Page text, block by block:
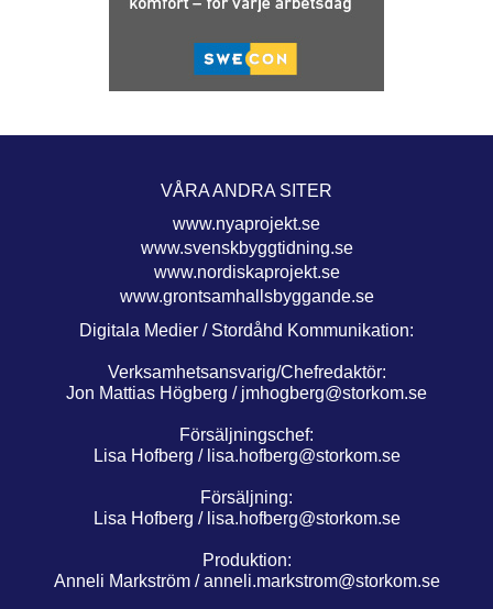
VÅRA ANDRA SITER
www.nyaprojekt.se
www.svenskbyggtidning.se
www.nordiskaprojekt.se
www.grontsamhallsbyggande.se
Digitala Medier / Stordåhd Kommunikation:
Verksamhetsansvarig/Chefredaktör:
Jon Mattias Högberg / jmhogberg@storkom.se
Försäljningschef:
Lisa Hofberg / lisa.hofberg@storkom.se
Försäljning:
Lisa Hofberg / lisa.hofberg@storkom.se
Produktion:
Anneli Markström /anneli.markstrom@storkom.se